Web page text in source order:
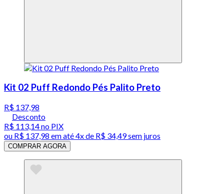
Kit 02 Puff Redondo Pés Palito Preto
R$ 137,98
Desconto
R$ 113,14no PIX
ou R$ 137,98 em até4x de R$ 34,49 sem juros
COMPRAR AGORA